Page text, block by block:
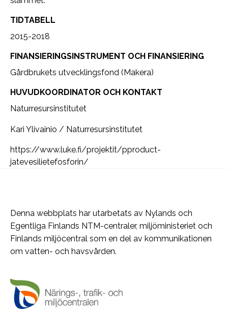
TIDTABELL
2015-2018
FINANSIERINGSINSTRUMENT OCH FINANSIERING
Gårdbrukets utvecklingsfond (Makera)
HUVUDKOORDINATOR OCH KONTAKT
Naturresursinstitutet
Kari Ylivainio / Naturresursinstitutet
https://www.luke.fi/projektit/pproduct-
jatevesilietefosforin/
Denna webbplats har utarbetats av Nylands och
Egentliga Finlands NTM-centraler, miljöministeriet och
Finlands miljöcentral som en del av kommunikationen
om vatten- och havsvården.